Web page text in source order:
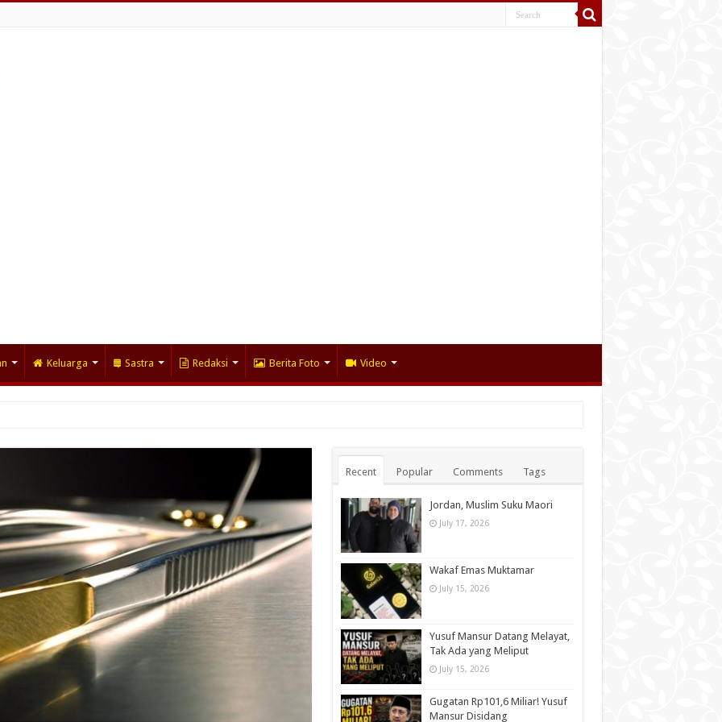
Keluarga Sastra Redaksi Berita Foto Video
Recent Popular Comments Tags
Jordan, Muslim Suku Maori
July 17, 2026
Wakaf Emas Muktamar
July 15, 2026
Yusuf Mansur Datang Melayat,
Tak Ada yang Meliput
July 15, 2026
Gugatan Rp101,6 Miliar! Yusuf
Mansur Disidang